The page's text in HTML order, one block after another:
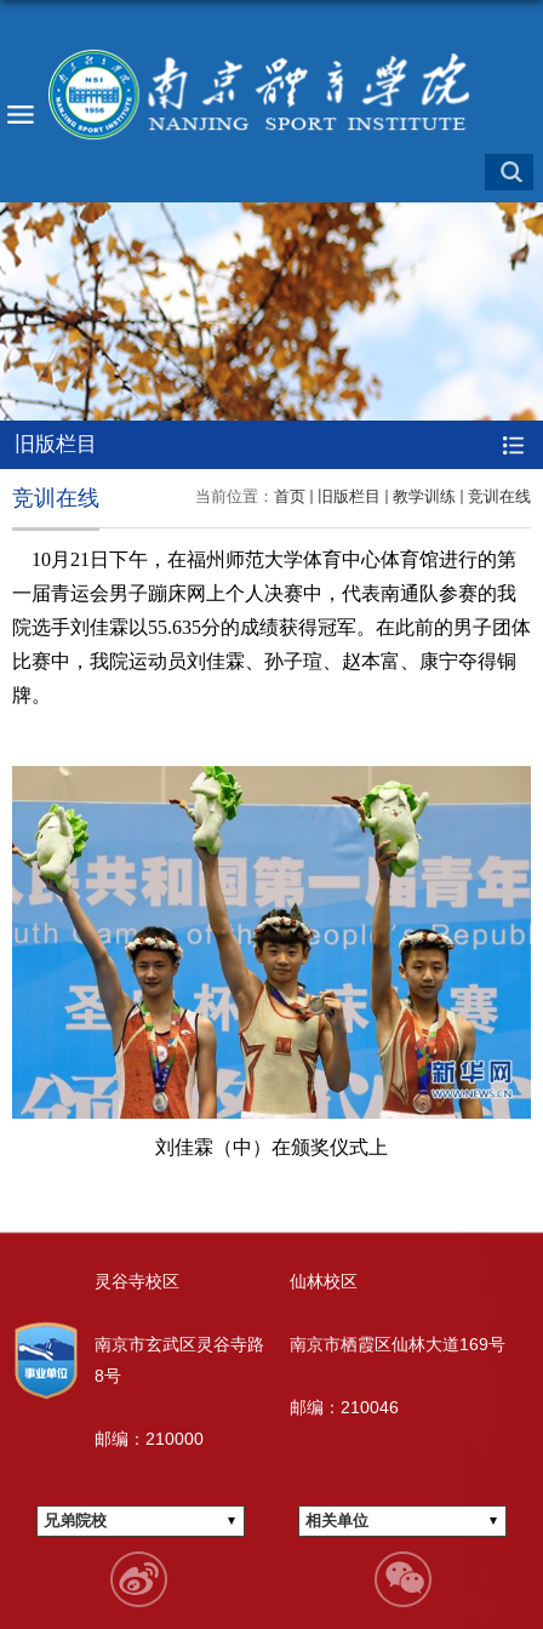
旧版栏目
当前位置： 首页 旧版栏目 教学训练 竞训在线
竞训在线
10月21日下午，在福州师范大学体育中心体育馆进行的第
一届青运会男子蹦床网上个人决赛中，代表南通队参赛的我
院选手刘佳霖 以55.635分的成绩获得冠军。在此前的男子团体
比赛中，我院运动员刘佳霖、孙子瑄、赵本富、康宁夺得铜
牌。
刘佳霖（中）在颁奖仪式上
灵谷寺校区
南京市玄武区灵谷寺路
8号
邮编：210000
仙林校区
南京市栖霞区仙林大道169号
邮编：210046
兄弟院校 相关单位